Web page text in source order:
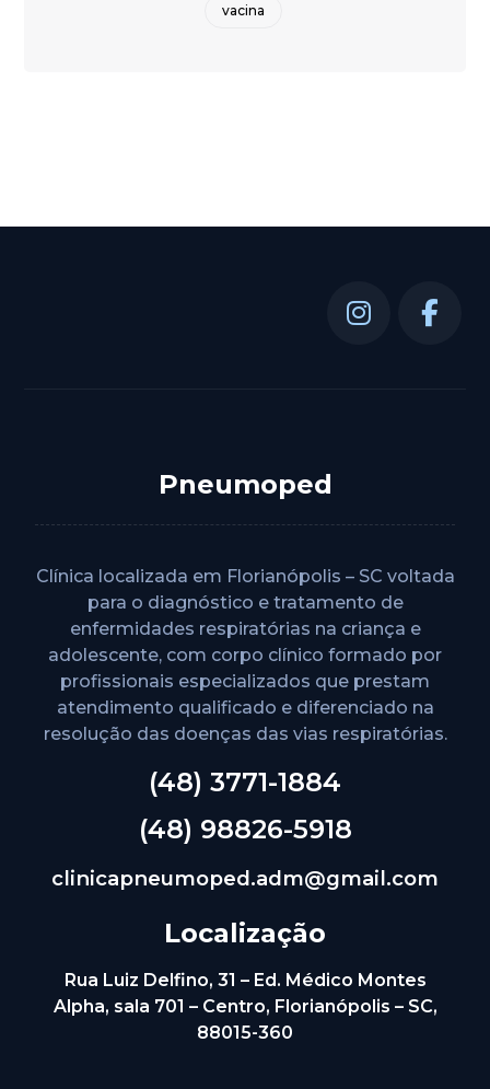
vacina
Pneumoped
Clínica localizada em Florianópolis – SC voltada
para o diagnóstico e tratamento de
enfermidades respiratórias na criança e
adolescente, com corpo clínico formado por
profissionais especializados que prestam
atendimento qualificado e diferenciado na
resolução das doenças das vias respiratórias.
(48) 3771-1884
(48) 98826-5918
clinicapneumoped.adm@gmail.com
Localização
Rua Luiz Delfino, 31 – Ed. Médico Montes
Alpha, sala 701 – Centro, Florianópolis – SC,
88015-360